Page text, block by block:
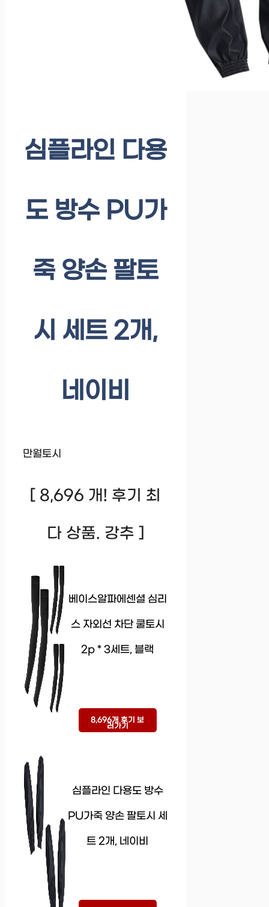
심플라인 다용
도 방수 PU가
죽 양손 팔토
시 세트 2개,
네이비
만월토시
[ 8,696 개! 후기 최
다 상품. 강추 ]
베이스알파에센셜 심리
스 자외선 차단 쿨토시
2p * 3세트, 블랙
8,696개 후기 보
러가기
심플라인 다용도 방수
PU가죽 양손 팔토시 세
트 2개, 네이비